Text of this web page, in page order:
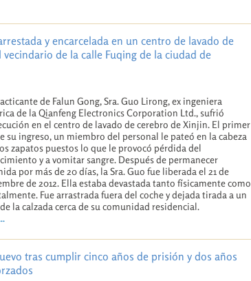
y encarcelada en un centro de lavado de
de la calle Fuqing de la ciudad de
de Falun Gong, Sra. Guo Lirong, ex ingeniera
de la Qianfeng Electronics Corporation Ltd., sufrió
en el centro de lavado de cerebro de Xinjin. El primer
su ingreso, un miembro del personal le pateó en la cabeza
zapatos puestos lo que le provocó pérdida del
y a vomitar sangre. Después de permanecer
por más de 20 días, la Sra. Guo fue liberada el 21 de
de 2012. Ella estaba devastada tanto físicamente como
Fue arrastrada fuera del coche y dejada tirada a un
la calzada cerca de su comunidad residencial.
tras cumplir cinco años de prisión y dos años